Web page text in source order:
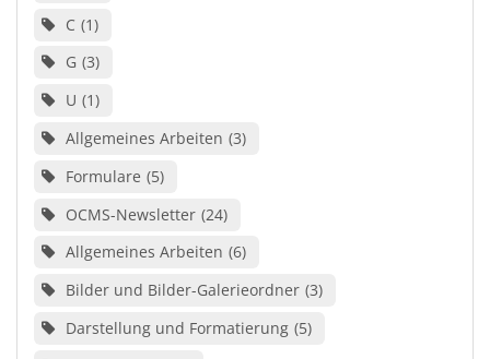
C 1
G 3
U 1
Allgemeines Arbeiten 3
Formulare 5
OCMS-Newsletter 24
Allgemeines Arbeiten 6
Bilder und Bilder-Galerieordner 3
Darstellung und Formatierung 5